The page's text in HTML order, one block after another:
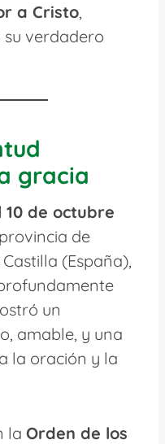
a Cristo,
verdadero
gracia
10 de octubre
de
(España),
un
amable, y una
la oración y la
la Orden de los